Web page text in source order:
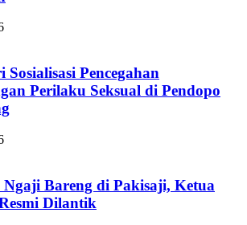
Pencegahan
Perilaku Seksual di Pendopo
Bareng di Pakisaji, Ketua
Dilantik